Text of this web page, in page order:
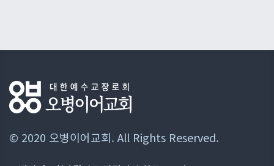
© 2020 오병이어교회. All Rights Reserved.